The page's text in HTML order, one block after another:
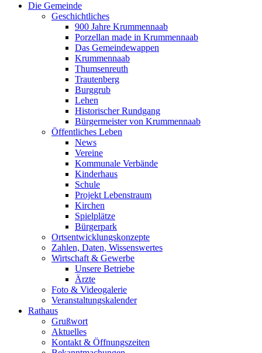
Die Gemeinde
Geschichtliches
900 Jahre Krummennaab
Porzellan made in Krummennaab
Das Gemeindewappen
Krummennaab
Thumsenreuth
Trautenberg
Burggrub
Lehen
Historischer Rundgang
Bürgermeister von Krummennaab
Öffentliches Leben
News
Vereine
Kommunale Verbände
Kinderhaus
Schule
Projekt Lebenstraum
Kirchen
Spielplätze
Bürgerpark
Ortsentwicklungskonzepte
Zahlen, Daten, Wissenswertes
Wirtschaft & Gewerbe
Unsere Betriebe
Ärzte
Foto & Videogalerie
Veranstaltungskalender
Rathaus
Grußwort
Aktuelles
Kontakt & Öffnungszeiten